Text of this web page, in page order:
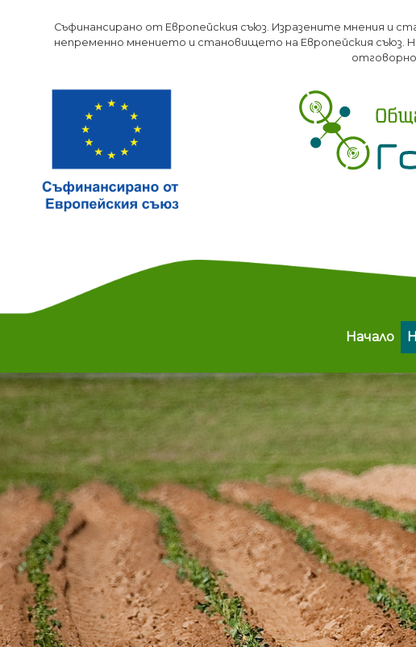
Съфинансирано от Европейския съюз. Изразените мнения и
непременно мнението и становището на Европейския
Начало